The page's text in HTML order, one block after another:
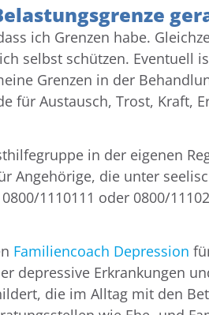
ich Grenzen habe.
selbst schützen. Eventuell
Grenzen in der
für Austausch, Trost, Kraft,
in der eigenen
Angehörige, die unter
1110111 oder 0800/
Familiencoach Depression
depressive Erkrankungen
die im Alltag mit den